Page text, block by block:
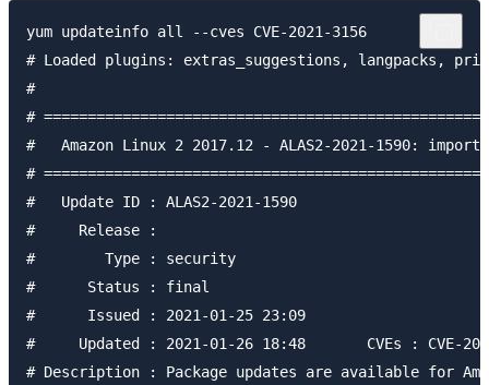
yum updateinfo all --cves CVE-2021-3156
# Loaded plugins: extras_suggestions, langpacks,
#
#
#   Amazon Linux 2 2017.12 - ALAS2-2021-1590:
#
#   Update ID : ALAS2-2021-1590
#     Release :
#        Type : security
#      Status : final
#      Issued : 2021-01-25 23:09
#     Updated : 2021-01-26 18:48       CVEs : CVE-
# Description : Package updates are available for